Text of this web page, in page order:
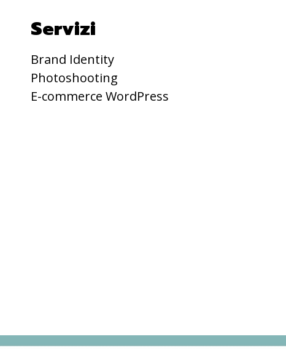
Servizi
Brand Identity
Photoshooting
E-commerce WordPress